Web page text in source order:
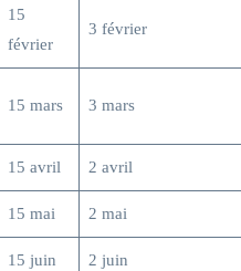
15
février
3 février
15 mars 3 mars
15 avril 2 avril
15 mai 2 mai
15 juin 2 juin